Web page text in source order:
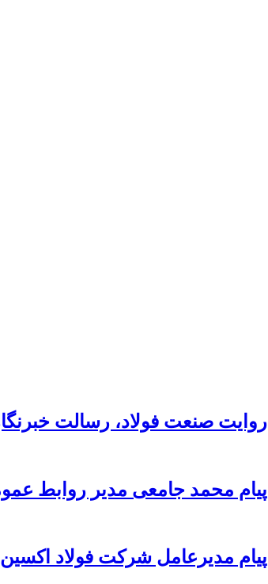
روایت صنعت فولاد،‌ رسالت
پیام محمد جامعی مدیر روابط
پیام مدیرعامل شرکت فولاد